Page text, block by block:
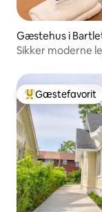
Gæstehus i
Sikker moderne
Bedste
Gæstefavorit